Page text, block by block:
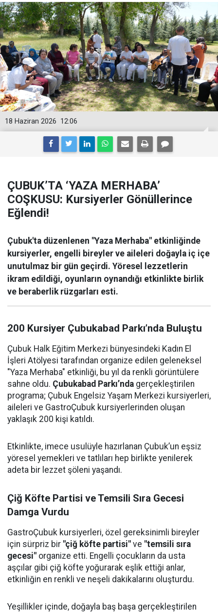
12:06
18 Haziran 2026
ÇUBUK’TA ‘YAZA MERHABA’
COŞKUSU: Kursiyerler Gönüllerince
Eğlendi!
Çubuk'ta düzenlenen "Yaza Merhaba" etkinliğinde
kursiyerler, engelli bireyler ve aileleri doğayla iç içe
unutulmaz bir gün geçirdi. Yöresel lezzetlerin
ikram edildiği, oyunların oynandığı etkinlikte birlik
ve beraberlik rüzgarları esti.
200 Kursiyer Çubukabad Parkı’nda Buluştu
Çubuk Halk Eğitim Merkezi bünyesindeki Kadın El
İşleri Atölyesi tarafından organize edilen geleneksel
"Yaza Merhaba" etkinliği, bu yıl da renkli görüntülere
sahne oldu. Çubukabad Parkı’nda gerçekleştirilen
programa; Çubuk Engelsiz Yaşam Merkezi kursiyerleri,
aileleri ve GastroÇubuk kursiyerlerinden oluşan
yaklaşık 200 kişi katıldı.
Etkinlikte, imece usulüyle hazırlanan Çubuk’un eşsiz
yöresel yemekleri ve tatlıları hep birlikte yenilerek
adeta bir lezzet şöleni yaşandı.
Çiğ Köfte Partisi ve Temsili Sıra Gecesi
Damga Vurdu
GastroÇubuk kursiyerleri, özel gereksinimli bireyler
için sürpriz bir "çiğ köfte partisi" ve "temsili sıra
gecesi" organize etti. Engelli çocukların da usta
aşçılar gibi çiğ köfte yoğurarak eşlik ettiği anlar,
etkinliğin en renkli ve neşeli dakikalarını oluşturdu.
Yeşillikler içinde, doğayla baş başa gerçekleştirilen